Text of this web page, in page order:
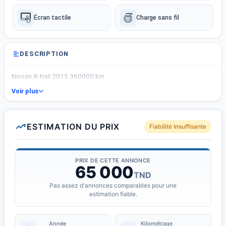
Écran tactile Charge sans fil
DESCRIPTION
Nissan X-trail 2015 360000 km
Voir plus
ESTIMATION DU PRIX Fiabilité Insuffisante
PRIX DE CETTE ANNONCE
65 000TND
Pas assez d'annonces comparables pour une
estimation fiable.
Année Kilométrage